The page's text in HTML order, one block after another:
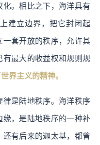
。相比之下，海洋具有
建立边界，把它封闭起
一套开放的秩序，允许其
最大的收益权和规则规
界主义的精神。
是陆地秩序。海洋秩序
，是陆地秩序的一种补
有后来的迦太基，都曾